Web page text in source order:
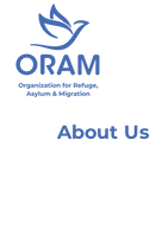
About Us